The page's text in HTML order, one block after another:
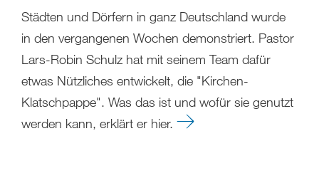
Städten und Dörfern in ganz Deutschland wurde
in den vergangenen Wochen demonstriert. Pastor
Lars-Robin Schulz hat mit seinem Team dafür
etwas Nützliches entwickelt, die "Kirchen-
Klatschpappe". Was das ist und wofür sie genutzt
werden kann, erklärt er hier.